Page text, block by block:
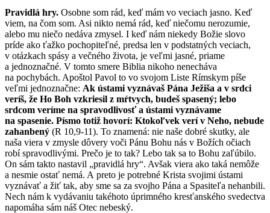
Pravidlá hry. Osobne som rád, keď mám vo veciach jasno. Keď
viem, na čom som. Asi nikto nemá rád, keď niečomu nerozumie,
alebo mu niečo nedáva zmysel. I keď nám niekedy Božie slovo
príde ako ťažko pochopiteľné, predsa len v podstatných veciach,
v otázkach spásy a večného života, je veľmi jasné, priame
a jednoznačné. V tomto smere Biblia nikoho nenecháva
na pochybách. Apoštol Pavol to vo svojom Liste Rímskym píše
veľmi jednoznačne: Ak ústami vyznávaš Pána Ježiša a v srdci
veríš, že Ho Boh vzkriesil z mŕtvych, budeš spasený; lebo
srdcom veríme na spravodlivosť a ústami vyznávame
na spasenie. Písmo totiž hovorí: Ktokoľvek verí v Neho, nebude
zahanbený (R 10,9-11). To znamená: nie naše dobré skutky, ale
naša viera v zmysle dôvery voči Pánu Bohu nás v Božích očiach
robí spravodlivými. Prečo je to tak? Lebo tak sa to Bohu zaľúbilo.
On sám takto nastavil „pravidlá hry“. Avšak viera ako taká nemôže
a nesmie ostať nemá. A preto je potrebné Krista svojimi ústami
vyznávať a žiť tak, aby sme sa za svojho Pána a Spasiteľa nehanbili.
Nech nám k vydávaniu takéhoto úprimného kresťanského svedectva
napomáha sám náš Otec nebeský.